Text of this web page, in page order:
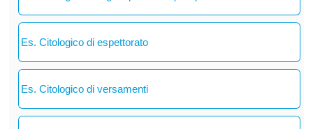
Es. Citologico di espettorato
Es. Citologico di versamenti